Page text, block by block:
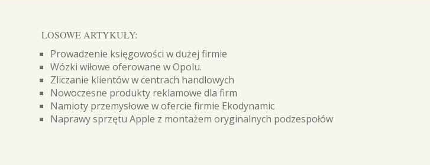
LOSOWE ARTYKUŁY:
Prowadzenie księgowości w dużej firmie
Wózki wiłowe oferowane w Opolu.
Zliczanie klientów w centrach handlowych
Nowoczesne produkty reklamowe dla firm
Namioty przemysłowe w ofercie firmie Ekodynamic
Naprawy sprzętu Apple z montażem oryginalnych podzespołów